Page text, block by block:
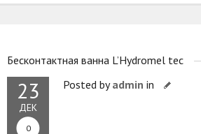
Бесконтактная ванна L’Hydromel tec
23
ДЕК
0
Posted byadmin in